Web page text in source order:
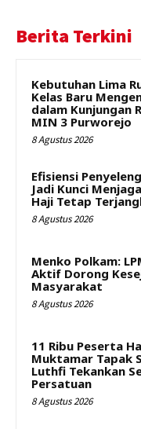
Berita Terkini
Kebutuhan Lima
Kelas Baru
dalam Kunjungan
MIN 3 Purworejo
8 Agustus 2026
Efisiensi
Jadi Kunci
Haji Tetap
8 Agustus 2026
Menko Polkam:
Aktif Dorong
Masyarakat
8 Agustus 2026
11 Ribu Peserta
Muktamar Tapak
Luthfi Tekankan
Persatuan
8 Agustus 2026